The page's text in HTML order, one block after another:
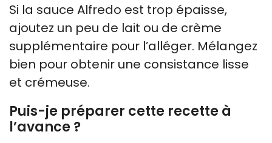
Si la sauce Alfredo est trop épaisse,
ajoutez un peu de lait ou de crème
supplémentaire pour l’alléger. Mélangez
bien pour obtenir une consistance lisse
et crémeuse.
Puis-je préparer cette recette à
l’avance ?